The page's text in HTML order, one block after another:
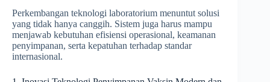
Perkembangan teknologi laboratorium menuntut solusi
yang tidak hanya canggih. Sistem juga harus mampu
menjawab kebutuhan efisiensi operasional, keamanan
penyimpanan, serta kepatuhan terhadap standar
internasional.